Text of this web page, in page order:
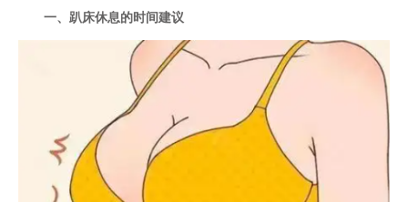
一、趴床休息的时间建议